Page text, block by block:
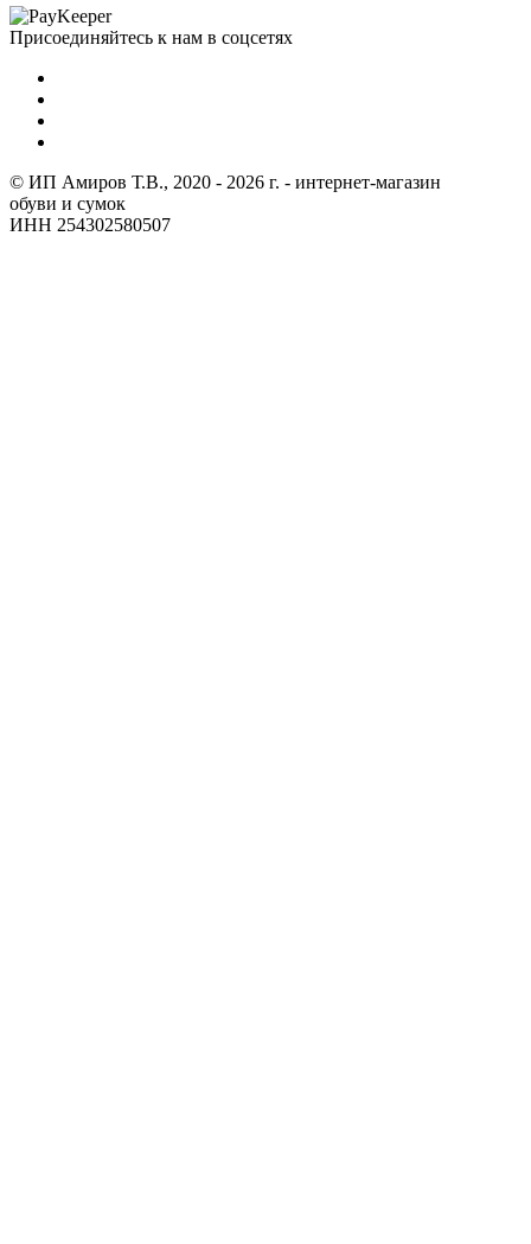
Присоединяйтесь к нам в соцсетях
© ИП Амиров Т.В., 2020 - 2026 г. - интернет-магазин
обуви и сумок
ИНН 254302580507